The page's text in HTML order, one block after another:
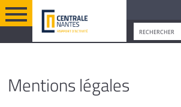
Mentions légales